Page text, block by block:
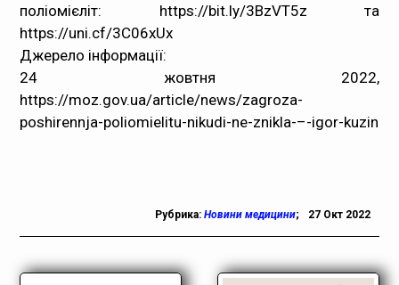
поліомієліт: https://bit.ly/3BzVT5z та
https://uni.cf/3C06xUx
Джерело інформації:
24 жовтня 2022,
https://moz.gov.ua/article/news/zagroza-
poshirennja-poliomielitu-nikudi-ne-znikla-–-igor-kuzin
Рубрика: Новини медицини; 27 Окт 2022